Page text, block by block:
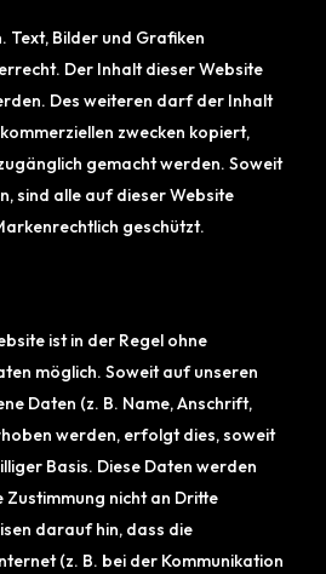
Text, Bilder und Grafiken
Der Inhalt dieser Website
Des weiteren darf der Inhalt
zwecken kopiert,
gemacht werden. Soweit
sind alle auf dieser Website
geschützt.
ist in der Regel ohne
möglich. Soweit auf unseren
Daten (z. B. Name, Anschrift,
werden, erfolgt dies, soweit
Basis. Diese Daten werden
Zustimmung nicht an Dritte
darauf hin, dass die
(z. B. bei der Kommunikation